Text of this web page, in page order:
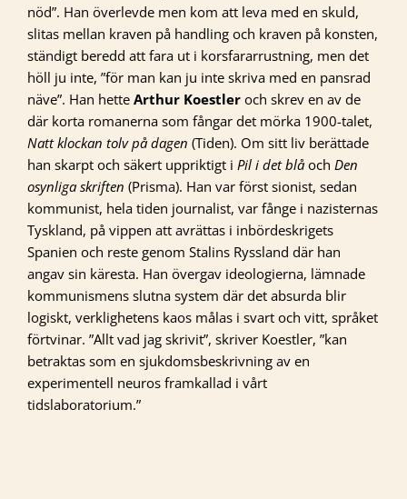
nöd”. Han överlevde men kom att leva med en skuld,
slitas mellan kraven på handling och kraven på konsten,
ständigt beredd att fara ut i korsfararrustning, men det
höll ju inte, ”för man kan ju inte skriva med en pansrad
näve”. Han hette Arthur Koestler och skrev en av de
där korta romanerna som fångar det mörka 1900-talet,
Natt klockan tolv på dagen (Tiden). Om sitt liv berättade
han skarpt och säkert uppriktigt i Pil i det blå och Den
osynliga skriften (Prisma). Han var först sionist, sedan
kommunist, hela tiden journalist, var fånge i nazisternas
Tyskland, på vippen att avrättas i inbördeskrigets
Spanien och reste genom Stalins Ryssland där han
angav sin käresta. Han övergav ideologierna, lämnade
kommunismens slutna system där det absurda blir
logiskt, verklighetens kaos målas i svart och vitt, språket
förtvinar. ”Allt vad jag skrivit”, skriver Koestler, ”kan
betraktas som en sjukdomsbeskrivning av en
experimentell neuros framkallad i vårt
tidslaboratorium.”